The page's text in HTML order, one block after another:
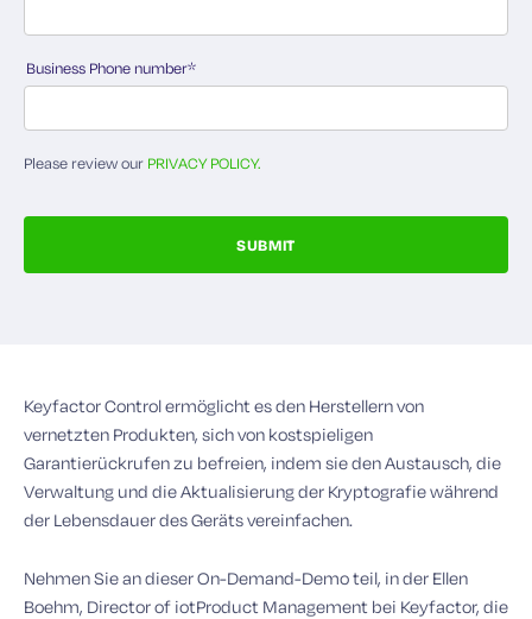
Business Phone number*
Please review our PRIVACY POLICY.
Keyfactor Control ermöglicht es den Herstellern von
vernetzten Produkten, sich von kostspieligen
Garantierückrufen zu befreien, indem sie den Austausch, die
Verwaltung und die Aktualisierung der Kryptografie während
der Lebensdauer des Geräts vereinfachen.
Nehmen Sie an dieser On-Demand-Demo teil, in der Ellen
Boehm, Director of iotProduct Management bei Keyfactor, die